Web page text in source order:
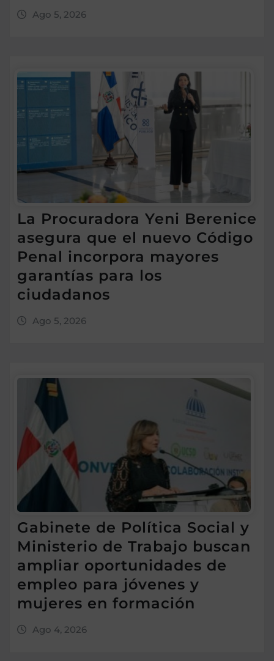
Ago 5, 2026
La Procuradora Yeni Berenice
asegura que el nuevo Código
Penal incorpora mayores
garantías para los
ciudadanos
Ago 5, 2026
Gabinete de Política Social y
Ministerio de Trabajo buscan
ampliar oportunidades de
empleo para jóvenes y
mujeres en formación
Ago 4, 2026